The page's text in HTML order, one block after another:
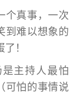
个真事，一次
到难以想象的
！
主持人最怕
可怕的事情说